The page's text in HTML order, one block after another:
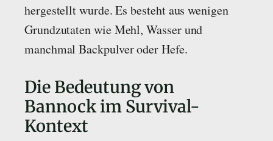
hergestellt wurde. Es besteht aus wenigen
Grundzutaten wie Mehl, Wasser und
manchmal Backpulver oder Hefe.
Die Bedeutung von
Bannock im Survival-
Kontext